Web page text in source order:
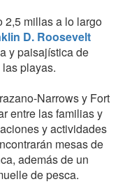
2,5 millas a lo largo
D. Roosevelt
y paisajística de
playas.
Narrows y Fort
entre las familias y
y actividades
mesas de
además de un
de pesca.